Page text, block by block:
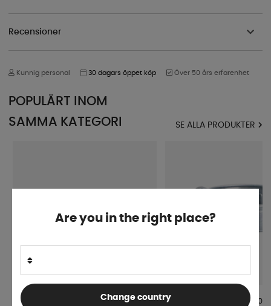
Recensioner
Kunnig personal 30 dagars öppet köp Över 50 års erfarenhet
POPULÄRT INOM
SAMMA KATEGORI
SE ALLA PRODUKTER
Cadac Snabbkoppling till grill 8mm Slangklämma Rostfritt 10-
Are you in the right place?
Change country